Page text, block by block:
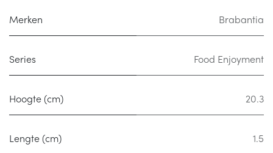
Merken Brabantia
Series Food Enjoyment
Hoogte (cm) 20.3
Lengte (cm) 1.5